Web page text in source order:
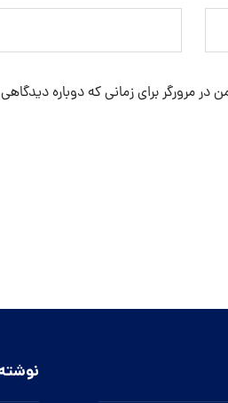
در مرورگر برای زمانی که دوباره